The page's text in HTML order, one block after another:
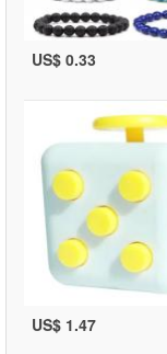
US$ 0.33
US$ 1.47